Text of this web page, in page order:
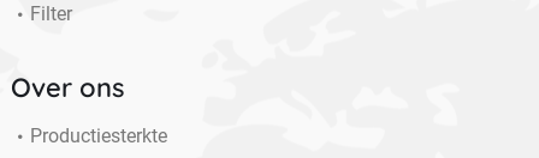
Filter
Over ons
Productiesterkte